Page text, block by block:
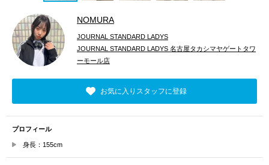
NOMURA
JOURNAL STANDARD LADYS
JOURNAL STANDARD LADYS 名古屋タカシマヤゲートタワ
ーモール店
お気に入りスタッフに登録
プロフィール
身長：155cm